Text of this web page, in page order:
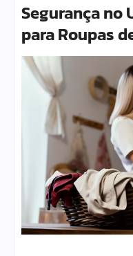
Segurança no
para Roupas